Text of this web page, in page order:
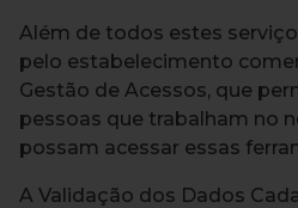
Além de todos estes
pelo estabelecimento
Gestão de Acessos, que
pessoas que trabalham no
possam acessar essas
A Validação dos Dados